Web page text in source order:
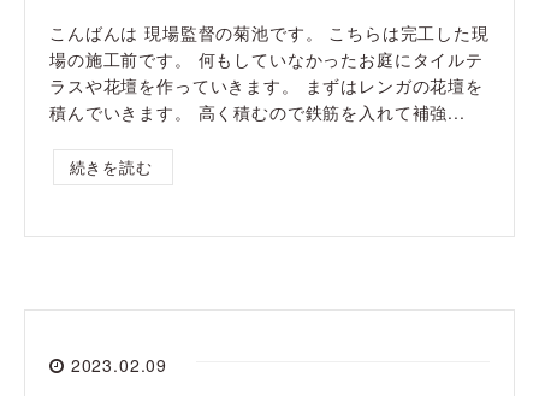
こんばんは 現場監督の菊池です。 こちらは完工した現
場の施工前です。 何もしていなかったお庭にタイルテ
ラスや花壇を作っていきます。 まずはレンガの花壇を
積んでいきます。 高く積むので鉄筋を入れて補強...
続きを読む
2023.02.09